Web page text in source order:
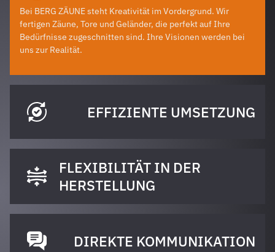
Bei BERG ZÄUNE steht Kreativität im Vordergrund. Wir
fertigen Zäune, Tore und Geländer, die perfekt auf Ihre
Bedürfnisse zugeschnitten sind. Ihre Visionen werden bei
uns zur Realität.
EFFIZIENTE UMSETZUNG
FLEXIBILITÄT IN DER
HERSTELLUNG
DIREKTE KOMMUNIKATION